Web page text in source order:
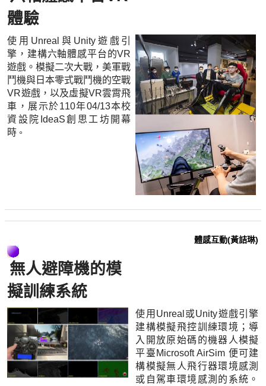
體驗
使用Unreal與Unity遊戲引
擎，建構六軸體感平台的VR
遊戲。模擬二次大戰，美軍戰
鬥機與日本零式戰鬥機的空戰
VR遊戲，以及虛擬VR雲霄飛
車，展示於110年04/13本校
資設院IdeaS創思工坊開幕
時 。
無人避障機的模
擬訓練系統
體感互動(黃詰琳)
使用Unreal或Unity遊戲引擎
建構模擬飛控訓練環境；導
入開放原始碼的機器人模擬
平臺Microsoft AirSim 便可建
構模擬無人飛行器環境感測
或自駕車環境感測的系統。